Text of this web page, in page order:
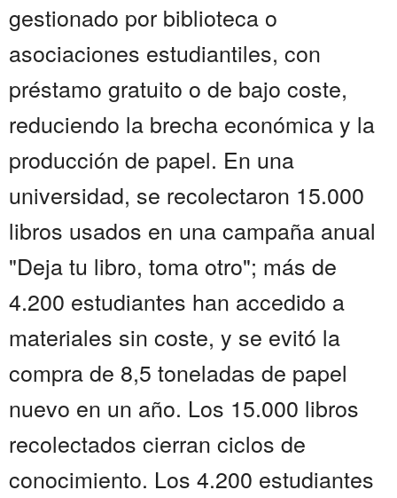
gestionado por biblioteca o
asociaciones estudiantiles, con
préstamo gratuito o de bajo coste,
reduciendo la brecha económica y la
producción de papel. En una
universidad, se recolectaron 15.000
libros usados en una campaña anual
"Deja tu libro, toma otro"; más de
4.200 estudiantes han accedido a
materiales sin coste, y se evitó la
compra de 8,5 toneladas de papel
nuevo en un año. Los 15.000 libros
recolectados cierran ciclos de
conocimiento. Los 4.200 estudiantes